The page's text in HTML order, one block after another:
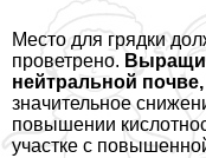
Место для грядки
проветрено.
нейтральной почве,
значительное
повышении
участке с